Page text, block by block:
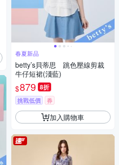
春夏新品
betty’s貝蒂思 跳色壓線剪裁
牛仔短裙(淺藍)
$879 8折
挑戰低價 券
加入購物車